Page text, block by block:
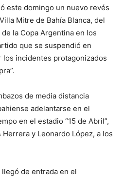
este domingo un nuevo revés
Mitre de Bahía Blanca, del
la Copa Argentina en los
que se suspendió en
incidentes protagonizados
de media distancia
adelantarse en el
en el estadio “15 de Abril”,
y Leonardo López, a los
llegó de entrada en el